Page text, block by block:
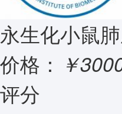
永生化小鼠
价格： ￥
评分